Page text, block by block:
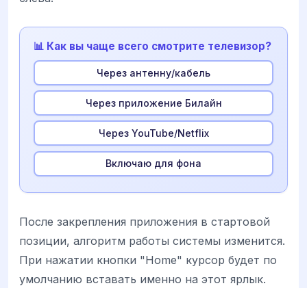
📊 Как вы чаще всего смотрите телевизор?
Через антенну/кабель
Через приложение Билайн
Через YouTube/Netflix
Включаю для фона
После закрепления приложения в стартовой
позиции, алгоритм работы системы изменится.
При нажатии кнопки "Home" курсор будет по
умолчанию вставать именно на этот ярлык.